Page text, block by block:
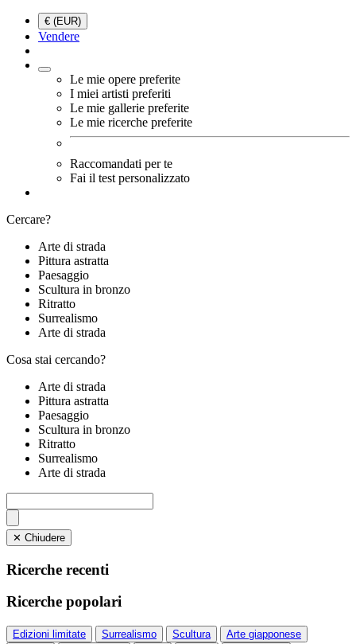
€ (EUR)
Vendere
Le mie opere preferite
I miei artisti preferiti
Le mie gallerie preferite
Le mie ricerche preferite
Raccomandati per te
Fai il test personalizzato
Cercare?
Arte di strada
Pittura astratta
Paesaggio
Scultura in bronzo
Ritratto
Surrealismo
Arte di strada
Cosa stai cercando?
Arte di strada
Pittura astratta
Paesaggio
Scultura in bronzo
Ritratto
Surrealismo
Arte di strada
✕ Chiudere
Ricerche recenti
Ricerche popolari
Edizioni limitate Surrealismo Scultura
Arte giapponese